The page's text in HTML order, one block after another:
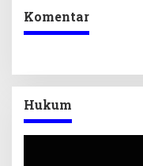
Komentar
Hukum